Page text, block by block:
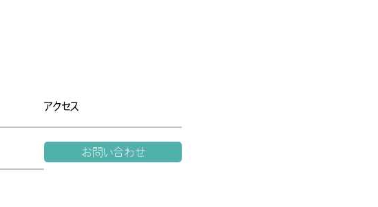
アクセス
お問い合わせ